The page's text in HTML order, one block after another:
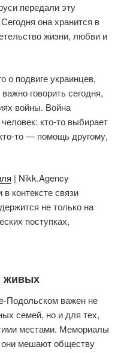
передали эту
она хранится в
жизни, любви и
о подвиге украинцев,
говорить сегодня,
войны. Война
кто-то выбирает
то — помощь другому,
| Nikk.Agency
в контексте связи
не только на
поступках,
живых
Подольском важен не
семей, но и для тех,
местами. Мемориалы
мешают обществу